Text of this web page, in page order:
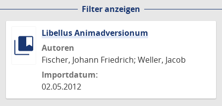
Filter anzeigen
Libellus Animadversionum
Autoren
Fischer, Johann Friedrich; Weller, Jacob
Importdatum:
02.05.2012